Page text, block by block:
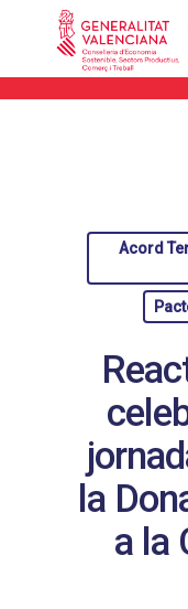
Acord
la
a la